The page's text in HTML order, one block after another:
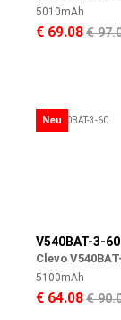
5010mAh
€ 69.08€
Neu
V540BAT-3-60
Clevo
5100mAh
€ 64.08€